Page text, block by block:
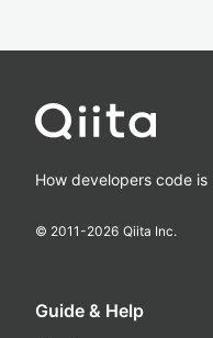
How developers code is
© 2011-2026 Qiita Inc.
Guide & Help